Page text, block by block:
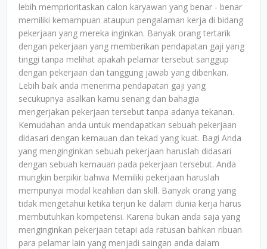
lebih memprioritaskan calon karyawan yang benar - benar
memiliki kemampuan ataupun pengalaman kerja di bidang
pekerjaan yang mereka inginkan. Banyak orang tertarik
dengan pekerjaan yang memberikan pendapatan gaji yang
tinggi tanpa melihat apakah pelamar tersebut sanggup
dengan pekerjaan dan tanggung jawab yang diberikan.
Lebih baik anda menerima pendapatan gaji yang
secukupnya asalkan kamu senang dan bahagia
mengerjakan pekerjaan tersebut tanpa adanya tekanan.
Kemudahan anda untuk mendapatkan sebuah pekerjaan
didasari dengan kemauan dan tekad yang kuat. Bagi Anda
yang menginginkan sebuah pekerjaan haruslah didasari
dengan sebuah kemauan pada pekerjaan tersebut. Anda
mungkin berpikir bahwa Memiliki pekerjaan haruslah
mempunyai modal keahlian dan skill. Banyak orang yang
tidak mengetahui ketika terjun ke dalam dunia kerja harus
membutuhkan kompetensi. Karena bukan anda saja yang
menginginkan pekerjaan tetapi ada ratusan bahkan ribuan
para pelamar lain yang menjadi saingan anda dalam